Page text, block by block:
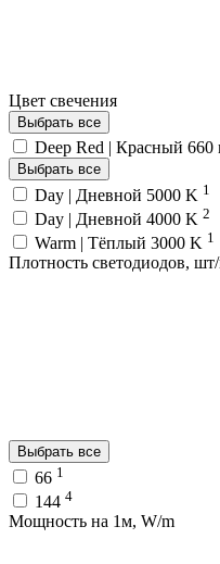
Цвет свечения
Выбрать все
Deep Red | Красный 660
Выбрать все
Day | Дневной 5000 K 1
Day | Дневной 4000 K 2
Warm | Тёплый 3000 K 1
Плотность светодиодов,
Выбрать все
66 1
144 4
Мощность на 1м, W/m